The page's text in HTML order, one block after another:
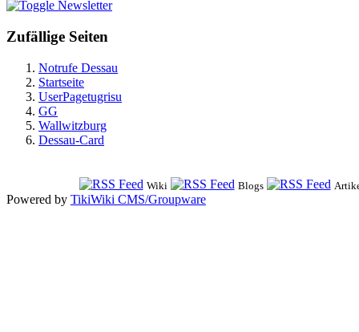
Newsletter
Zufällige Seiten
Notrufe Dessau
Startseite
UserPagetugrisu
GG
Wallwitzburg
Dessau-Card
Wiki Blogs
Powered by TikiWiki CMS/Groupware